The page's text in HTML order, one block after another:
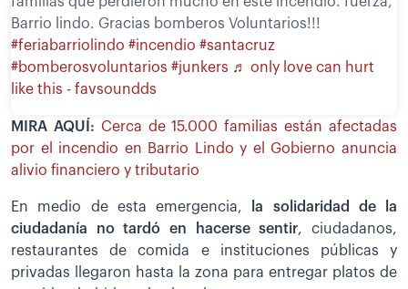
Barrio lindo. Gracias bomberos Voluntarios!!!
#feriabarriolindo #incendio #santacruz
#bomberosvoluntarios #junkers ♬ only love can hurt
like this - favsoundds
MIRA AQUÍ: Cerca de 15.000 familias están afectadas
por el incendio en Barrio Lindo y el Gobierno anuncia
alivio financiero y tributario
En medio de esta emergencia,
la solidaridad de la
ciudadanía no tardó en hacerse sentir, ciudadanos,
restaurantes de comida e instituciones públicas y
privadas llegaron hasta la zona para entregar platos de